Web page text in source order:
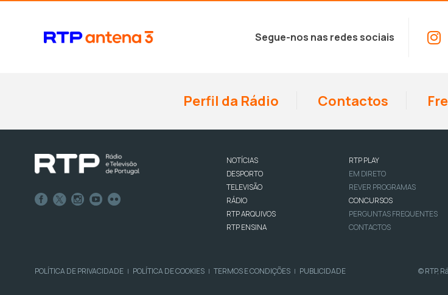
Segue-nos nas redes sociais
Perfil da Rádio Contactos
NOTÍCIAS
DESPORTO
TELEVISÃO
RÁDIO
RTP ARQUIVOS
RTP ENSINA
RTP PLAY
EM DIRETO
REVER PROGRAMAS
CONCURSOS
PERGUNTAS FREQUENTES
CONTACTOS
POLÍTICA DE PRIVACIDADE | POLÍTICA DE COOKIES | TERMOS E CONDIÇÕES | PUBLICIDADE © RTP,